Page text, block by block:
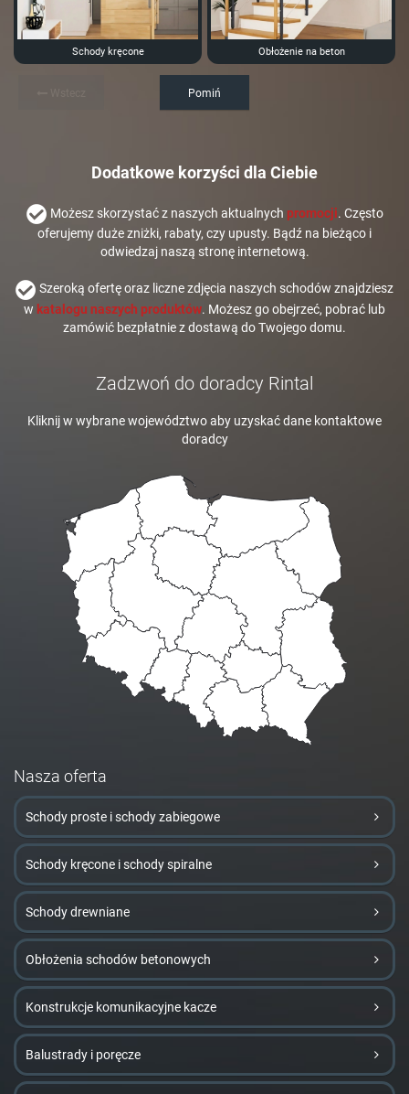
Schody kręcone Obłożenie na beton
Pomiń
Dodatkowe korzyści dla Ciebie
Możesz skorzystać z naszych aktualnych promocji. Często
oferujemy duże zniżki, rabaty, czy upusty. Bądź na bieżąco i
odwiedzaj naszą stronę internetową.
Szeroką ofertę oraz liczne zdjęcia naszych schodów znajdziesz
w katalogu naszych produktów. Możesz go obejrzeć, pobrać lub
zamówić bezpłatnie z dostawą do Twojego domu.
Zadzwoń do doradcy Rintal
Kliknij w wybrane województwo aby uzyskać dane kontaktowe
doradcy
Nasza oferta
Schody proste i schody zabiegowe
Schody kręcone i schody spiralne
Schody drewniane
Obłożenia schodów betonowych
Konstrukcje komunikacyjne kacze
Balustrady i poręcze